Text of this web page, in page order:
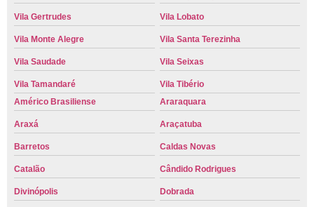
Vila Gertrudes Vila Lobato
Vila Monte Alegre Vila Santa Terezinha
Vila Saudade Vila Seixas
Vila Tamandaré
Vila Tibério
Américo Brasiliense
Araraquara
Araxá Araçatuba
Barretos Caldas Novas
Catalão Cândido Rodrigues
Divinópolis Dobrada